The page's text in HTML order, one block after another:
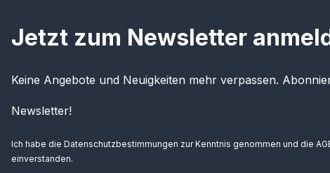
Jetzt zum Newsletter
Keine Angebote und Neuigkeiten mehr verpassen.
Newsletter!
Ich habe die Datenschutzbestimmungen zur Kenntnis genommen und die
einverstanden.